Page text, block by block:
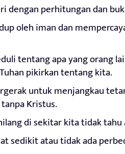
dengan perhitungan dan
oleh iman dan
tentang apa yang orang
pikirkan tentang kita.
untuk menjangkau
Kristus.
di sekitar kita tidak
sedikit atau tidak ada